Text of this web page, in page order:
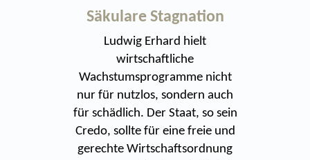
Säkulare Stagnation
Ludwig Erhard hielt
wirtschaftliche
Wachstumsprogramme nicht
nur für nutzlos, sondern auch
für schädlich. Der Staat, so sein
Credo, sollte für eine freie und
gerechte Wirtschaftsordnung